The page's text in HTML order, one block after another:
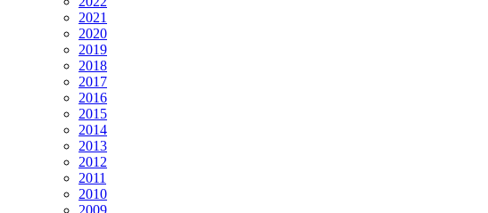
2021
2020
2019
2018
2017
2016
2015
2014
2013
2012
2011
2010
2009